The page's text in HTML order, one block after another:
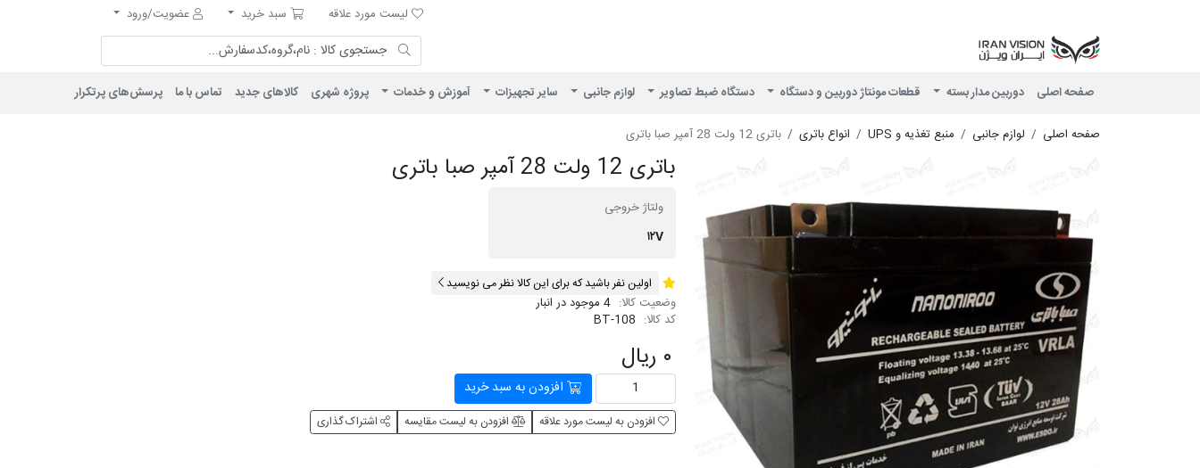
لیست مورد علاقه
لیست مورد علاقه سبد خرید
سبد خرید
عضویت/ورود
صفحه اصلی دوربین مدار بسته قطعات مونتاژ دوربین و دستگاه دستگاه ضبط تصاویر لوازم جانبی سایر تجهیزات آموزش و خدمات پروژه شهری کالاهای جدید تماس با ما پرسش‌های پرتکرار
صفحه اصلی لوازم جانبی منبع تغذیه و UPS انواع باتری باتری 12 ولت 28 آمپر صبا باتری
باتری 12 ولت 28 آمپر صبا باتری
ولتاژ خروجی
۱۲V
اولین نفر باشید که برای این کالا نظر می نویسید
وضعیت کالا: 4 موجود در انبار
کد کالا: BT-108
۰ ریال
افزودن به سبد خرید
افزودن به لیست مورد علاقه افزودن به لیست مقایسه اشتراک گذاری